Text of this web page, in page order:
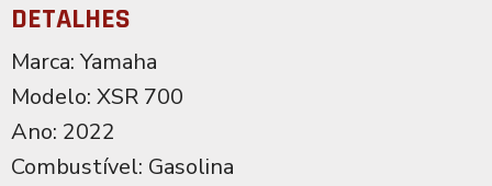
DETALHES
Marca: Yamaha
Modelo: XSR 700
Ano: 2022
Combustível: Gasolina